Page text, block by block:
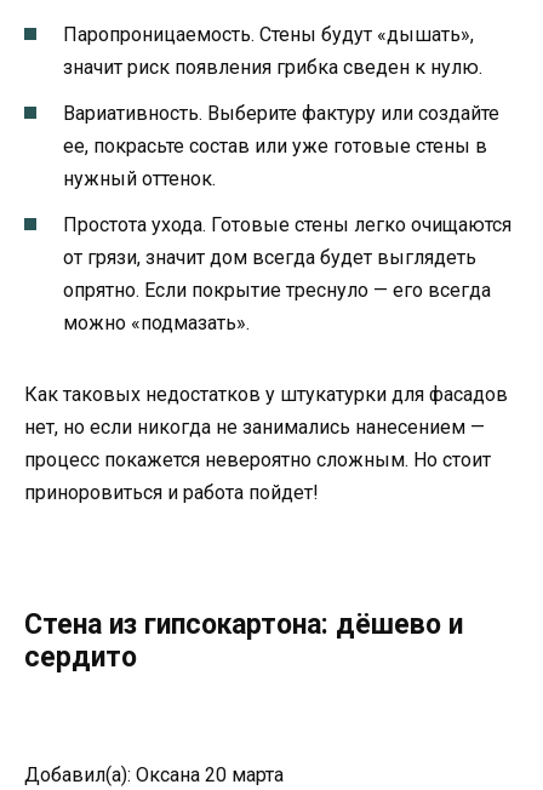
Паропроницаемость. Стены будут «дышать»,
значит риск появления грибка сведен к нулю.
Вариативность. Выберите фактуру или создайте
ее, покрасьте состав или уже готовые стены в
нужный оттенок.
Простота ухода. Готовые стены легко очищаются
от грязи, значит дом всегда будет выглядеть
опрятно. Если покрытие треснуло — его всегда
можно «подмазать».
Как таковых недостатков у штукатурки для фасадов
нет, но если никогда не занимались нанесением —
процесс покажется невероятно сложным. Но стоит
приноровиться и работа пойдет!
Стена из гипсокартона: дёшево и
сердито
Добавил(а): Оксана 20 марта